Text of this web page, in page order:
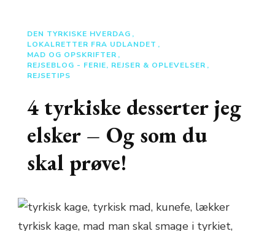
DEN TYRKISKE HVERDAG
LOKALRETTER FRA UDLANDET
MAD OG OPSKRIFTER
REJSEBLOG - FERIE, REJSER & OPLEVELSER
REJSETIPS
4 tyrkiske desserter jeg
elsker – Og som du
skal prøve!